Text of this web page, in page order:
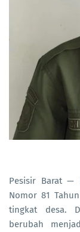
Pesisir Barat —
Nomor 81
tingkat desa.
berubah